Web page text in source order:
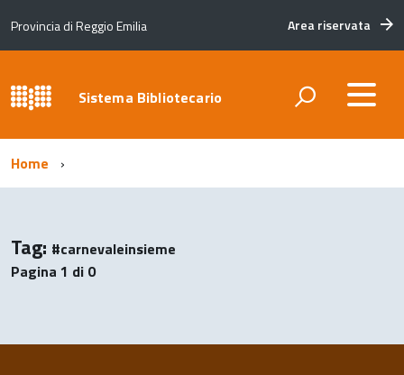
Provincia di Reggio Emilia Area riservata
Sistema Bibliotecario
Home
Tag: #carnevaleinsieme
Pagina 1 di 0